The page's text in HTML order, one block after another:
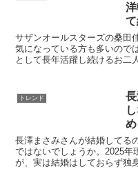
サザンオールスターズの桑田
気になっている方も多いので
として長年活躍し続けるお二
トレンド
め
長澤まさみさんが結婚してる
ではないでしょうか。2025年
が、実は結婚はしておらず独